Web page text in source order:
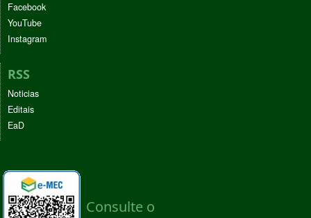
Facebook
YouTube
Instagram
RSS
Noticias
Editais
EaD